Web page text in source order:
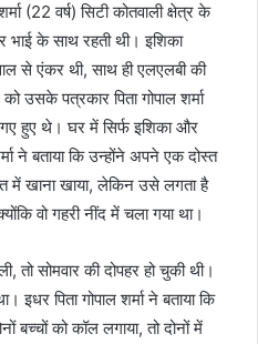
(22 वर्ष) सिटी कोतवाली क्षेत्र के
भाई के साथ रहती थी। इशिका
से एंकर थी, साथ ही एलएलबी की
उसके पत्रकार पिता गोपाल शर्मा
हुए थे। घर में सिर्फ इशिका और
ने बताया कि उन्होंने अपने एक दोस्त
में खाना खाया, लेकिन उसे लगता है
वो गहरी नींद में चला गया था।
तो सोमवार की दोपहर हो चुकी थी।
पिता गोपाल शर्मा ने बताया कि
बच्चों को कॉल लगाया, तो दोनों में